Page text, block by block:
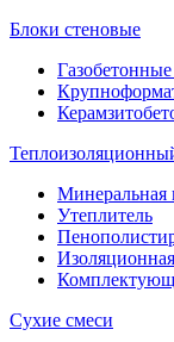
Блоки стеновые
Минеральная
Утеплитель
Сухие смеси